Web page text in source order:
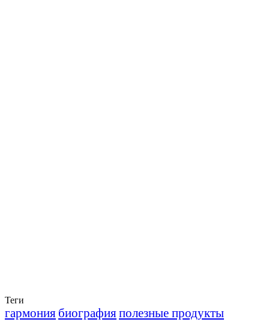
Теги
гармония биографияполезные продукты